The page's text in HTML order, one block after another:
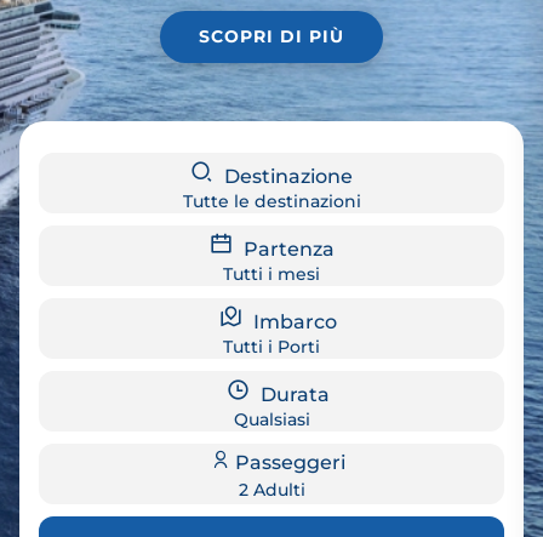
SCOPRI DI PIÙ
Destinazione
Tutte le destinazioni
Partenza
Tutti i mesi
Imbarco
Tutti i Porti
Durata
Qualsiasi
Passeggeri
2 Adulti